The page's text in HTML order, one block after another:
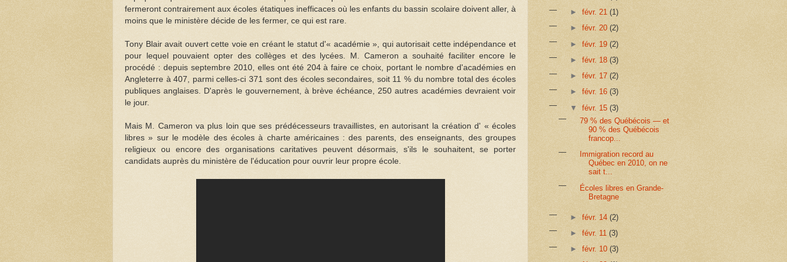
fermeront contrairement aux écoles étatiques inefficaces où les enfants du bassin scolaire doivent aller, à
moins que le ministère décide de les fermer, ce qui est rare.
Tony Blair avait ouvert cette voie en créant le statut d'« académie », qui autorisait cette indépendance et
pour lequel pouvaient opter des collèges et des lycées. M. Cameron a souhaité faciliter encore le
procédé : depuis septembre 2010, elles ont été 204 à faire ce choix, portant le nombre d'académies en
Angleterre à 407, parmi celles-ci 371 sont des écoles secondaires, soit 11 % du nombre total des écoles
publiques anglaises. D'après le gouvernement, à brève échéance, 250 autres académies devraient voir
le jour.
Mais M. Cameron va plus loin que ses prédécesseurs travaillistes, en autorisant la création d' « écoles
libres » sur le modèle des écoles à charte américaines : des parents, des enseignants, des groupes
religieux ou encore des organisations caritatives peuvent désormais, s'ils le souhaitent, se porter
candidats auprès du ministère de l'éducation pour ouvrir leur propre école.
► févr. 21 (1)
► févr. 20 (2)
► févr. 19 (2)
► févr. 18 (3)
► févr. 17 (2)
► févr. 16 (3)
▼ févr. 15 (3)
79 % des Québécois — et
90 % des Québécois
francop...
Immigration record au
Québec en 2010, on ne
sait t...
Écoles libres en Grande-
Bretagne
► févr. 14 (2)
► févr. 11 (3)
► févr. 10 (3)